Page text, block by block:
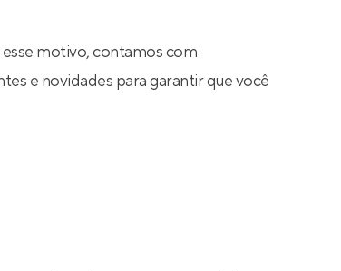
motivo, contamos com
e novidades para garantir que você